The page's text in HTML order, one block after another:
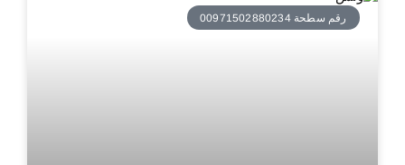
رقم سطحة 00971502880234